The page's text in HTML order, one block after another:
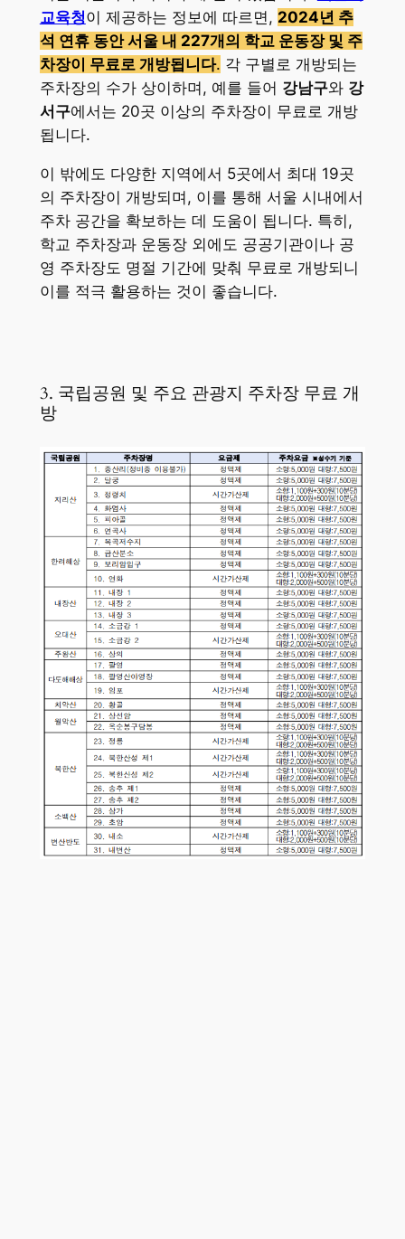
교육청이 제공하는 정보에 따르면, 2024년 추
석 연휴 동안 서울 내 227개의 학교 운동장 및 주
차장이 무료로 개방됩니다. 각 구별로 개방되는
주차장의 수가 상이하며, 예를 들어 강남구와 강
서구에서는 20곳 이상의 주차장이 무료로 개방
됩니다.
이 밖에도 다양한 지역에서 5곳에서 최대 19곳
의 주차장이 개방되며, 이를 통해 서울 시내에서
주차 공간을 확보하는 데 도움이 됩니다. 특히,
학교 주차장과 운동장 외에도 공공기관이나 공
영 주차장도 명절 기간에 맞춰 무료로 개방되니
이를 적극 활용하는 것이 좋습니다.
3. 국립공원 및 주요 관광지 주차장 무료 개
방